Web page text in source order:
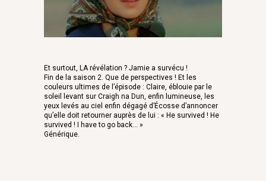
Et surtout, LA révélation ? Jamie a survécu !
Fin de la saison 2. Que de perspectives ! Et les
couleurs ultimes de l’épisode : Claire, éblouie par le
soleil levant sur Craigh na Dun, enfin lumineuse, les
yeux levés au ciel enfin dégagé d’Écosse d’annoncer
qu’elle doit retourner auprès de lui : « He survived ! He
survived ! I have to go back… »
Générique.